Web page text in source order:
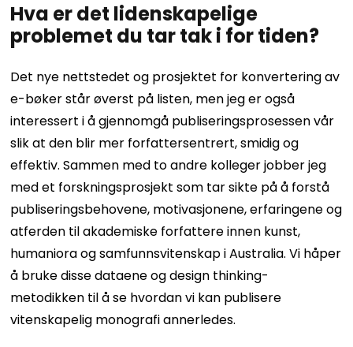
Hva er det lidenskapelige
problemet du tar tak i for tiden?
Det nye nettstedet og prosjektet for konvertering av
e-bøker står øverst på listen, men jeg er også
interessert i å gjennomgå publiseringsprosessen vår
slik at den blir mer forfattersentrert, smidig og
effektiv. Sammen med to andre kolleger jobber jeg
med et forskningsprosjekt som tar sikte på å forstå
publiseringsbehovene, motivasjonene, erfaringene og
atferden til akademiske forfattere innen kunst,
humaniora og samfunnsvitenskap i Australia. Vi håper
å bruke disse dataene og design thinking-
metodikken til å se hvordan vi kan publisere
vitenskapelig monografi annerledes.